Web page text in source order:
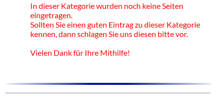
In dieser Kategorie wurden noch keine Seiten
eingetragen.
Sollten Sie einen guten Eintrag zu dieser Kategorie
kennen, dann schlagen Sie uns diesen bitte vor.
Vielen Dank für Ihre Mithilfe!